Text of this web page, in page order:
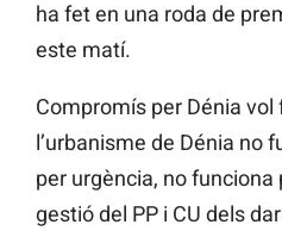
ha fet en una roda de
este matí.
Compromís per Dénia vol
l’urbanisme de Dénia no
per urgència, no funciona
gestió del PP i CU dels